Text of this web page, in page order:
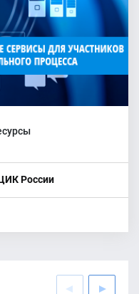
России